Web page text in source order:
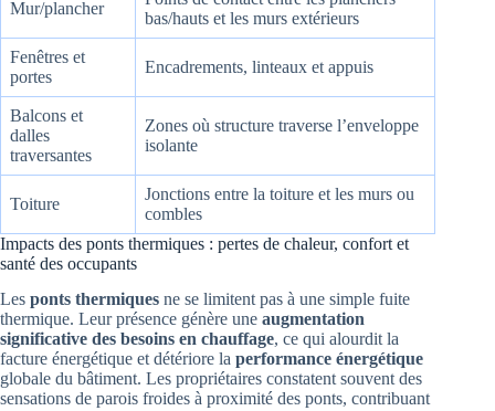
Mur/plancher
bas/hauts et les murs extérieurs
Fenêtres et
portes
Encadrements, linteaux et appuis
Balcons et
dalles
traversantes
Zones où structure traverse l’enveloppe
isolante
Toiture
Jonctions entre la toiture et les murs ou
combles
Impacts des ponts thermiques : pertes de chaleur, confort et
santé des occupants
Les ponts thermiques ne se limitent pas à une simple fuite
thermique. Leur présence génère une augmentation
significative des besoins en chauffage, ce qui alourdit la
facture énergétique et détériore la performance énergétique
globale du bâtiment. Les propriétaires constatent souvent des
sensations de parois froides à proximité des ponts, contribuant